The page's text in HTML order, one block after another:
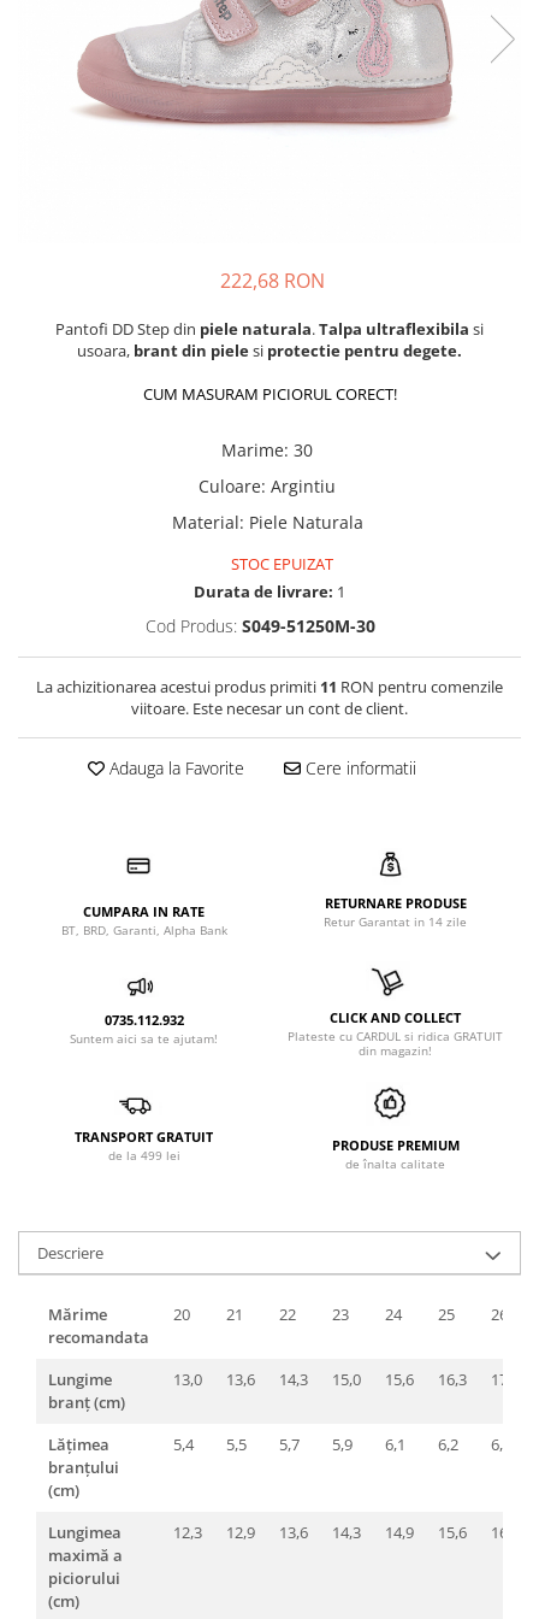
222,68 RON
Pantofi DD Step din piele naturala.Talpa ultraflexibila si
usoara, brant din pielesi protectie pentru degete.
CUM MASURAM PICIORUL CORECT!
Marime: 30
Culoare: Argintiu
Material: Piele Naturala
STOC EPUIZAT
Durata de livrare: 1
Cod Produs: S049-51250M-30
La achizitionarea acestui produs primiti 11 RON pentru comenzile
viitoare. Este necesar un cont de client.
Adauga la Favorite Cere informatii
CUMPARA IN RATE
BT, BRD, Garanti, Alpha Bank
RETURNARE PRODUSE
Retur Garantat in 14 zile
0735.112.932
Suntem aici sa te ajutam!
CLICK AND COLLECT
Plateste cu CARDUL si ridica GRATUIT
din magazin!
TRANSPORT GRATUIT
de la 499 lei
PRODUSE PREMIUM
de înalta calitate
Descriere
Mărime
recomandata
20 21 22 23 24 25 26
Lungime
branț (cm)
13,0 13,6 14,3 15,0 15,6 16,3 17,0
Lățimea
branțului
(cm)
5,4 5,5 5,7 5,9 6,1 6,2 6,4
Lungimea
maximă a
piciorului
(cm)
12,3 12,9 13,6 14,3 14,9 15,6 16,3